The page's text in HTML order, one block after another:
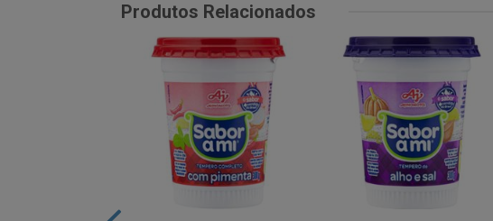
Produtos Relacionados